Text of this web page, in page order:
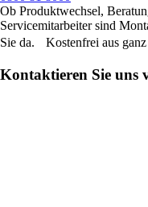
Ob Produktwechsel,
Servicemitarbeiter sind
Sie da. Kostenfrei aus ganz
Kontaktieren Sie uns